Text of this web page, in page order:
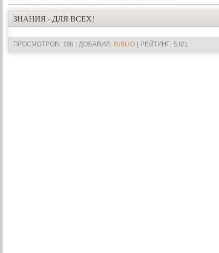
ЗНАНИЯ - ДЛЯ ВСЕХ!
ПРОСМОТРОВ: 186 | ДОБАВИЛ: BIBLIO | РЕЙТИНГ: 5.0/1